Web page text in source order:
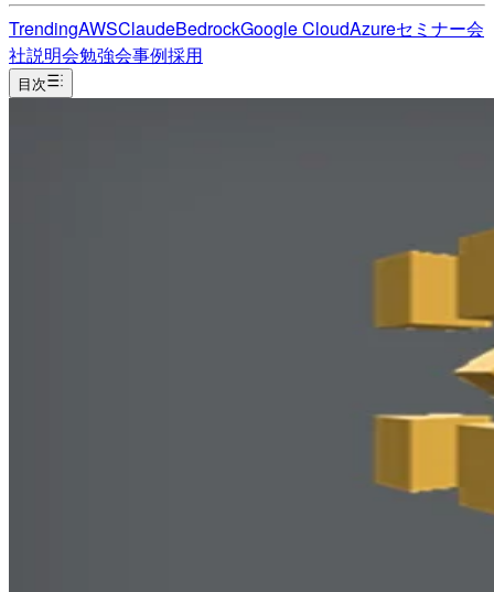
TrendingAWSClaudeBedrockGoogle CloudAzureセミナー会
社説明会勉強会事例採用
目次